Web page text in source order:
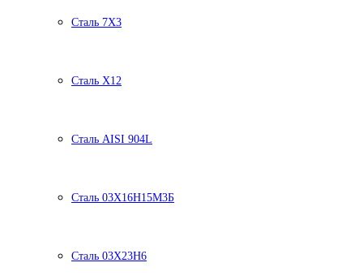
Сталь 7Х3
Сталь Х12
Сталь AISI 904L
Сталь 03Х16Н15М3Б
Сталь 03Х23Н6